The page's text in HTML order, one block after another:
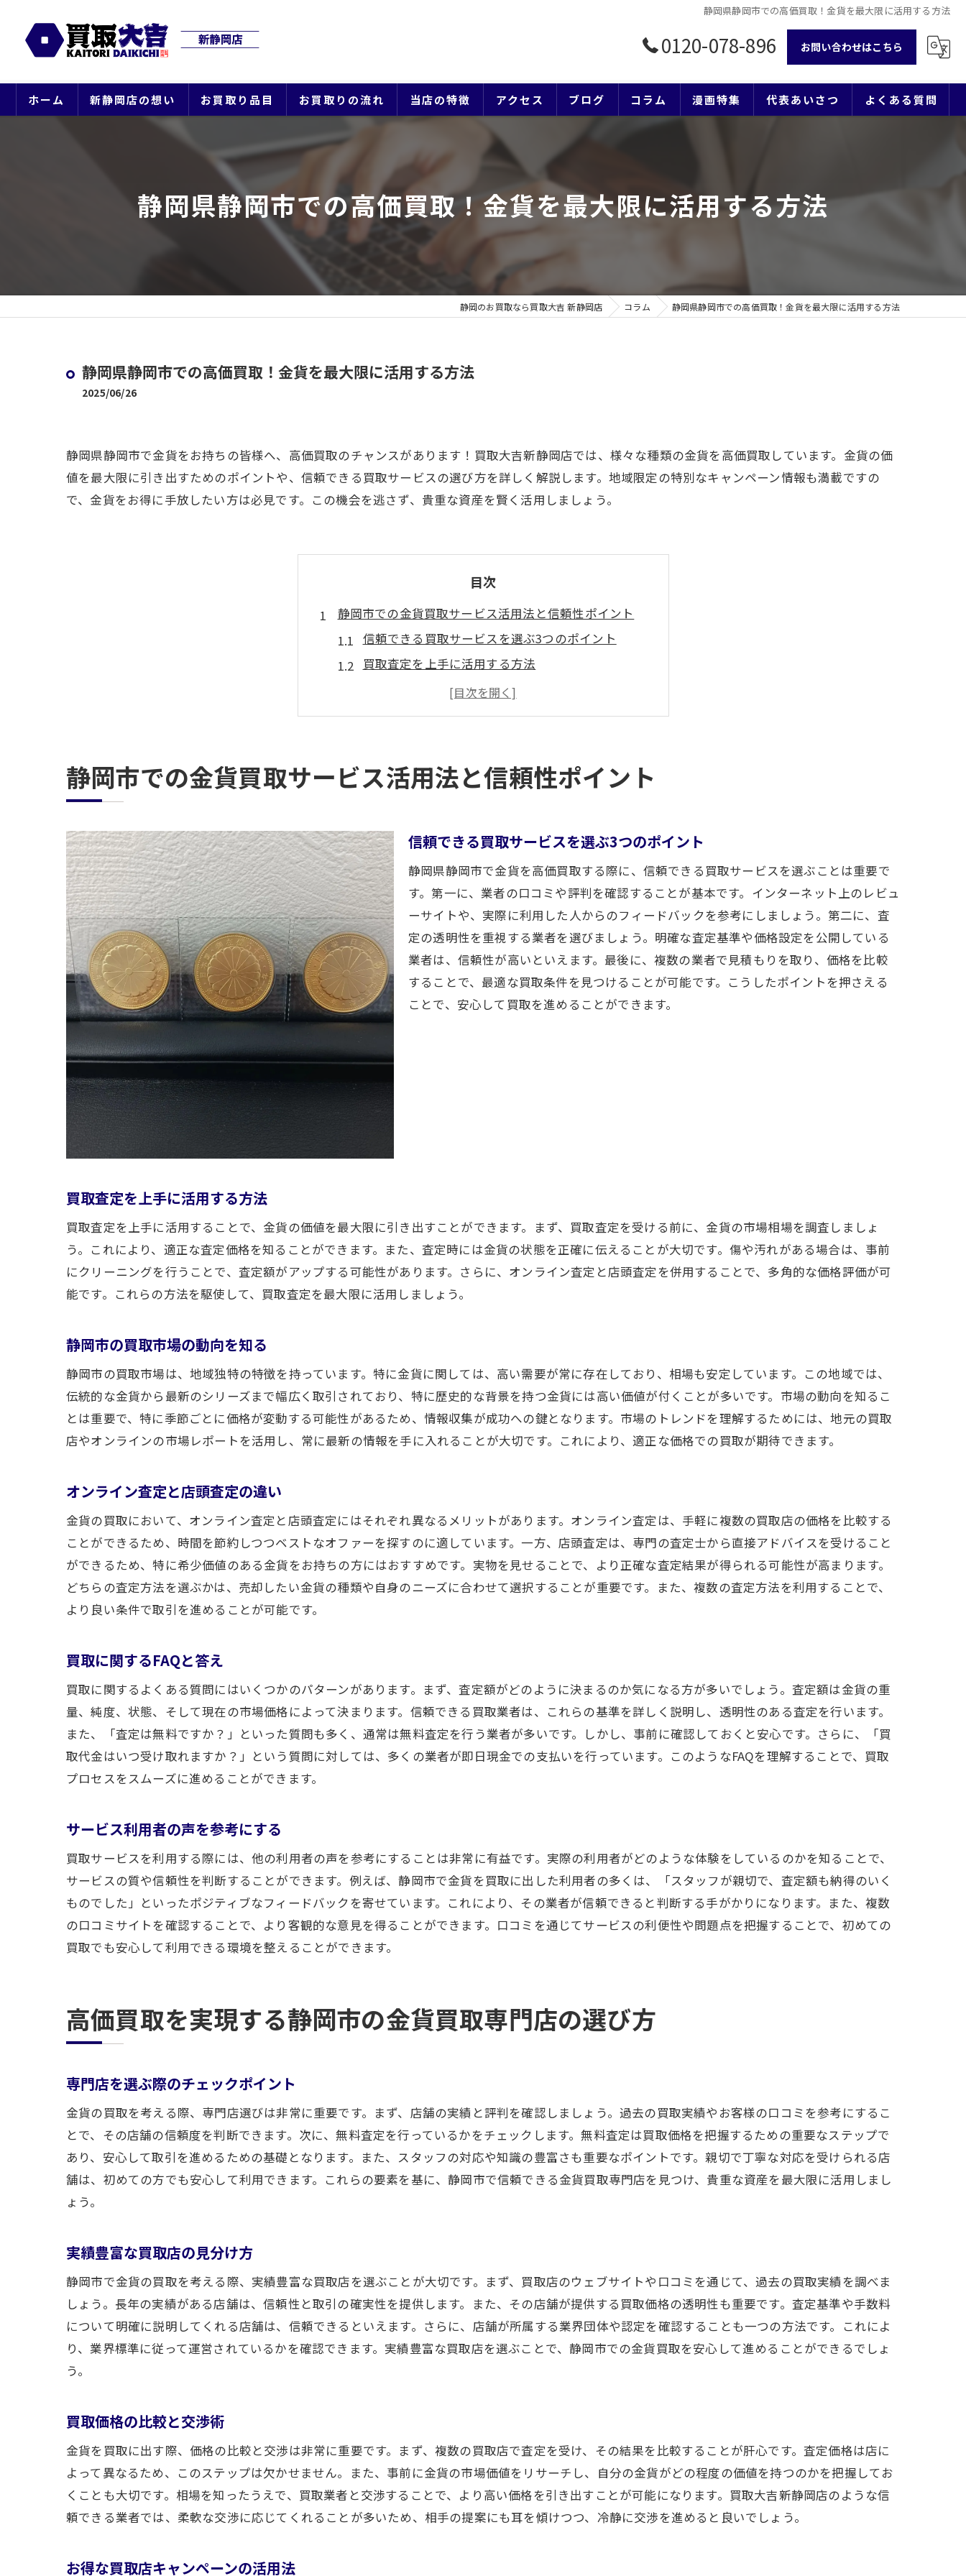
静岡県静岡市での高価買取！金貨を最大限に活用する方法
0120-078-896 お問い合わせはこちら
ホーム 新静岡店の想い お買取り品目 お買取りの流れ 当店の特徴
ブランド
ジュエリー
時計
アクセス ブログ コラム 漫画特集 代表あいさつ よくある質問
静岡県静岡市での高価買取！金貨を最大限に活用する方法
静岡のお買取なら買取大吉 新静岡店 コラム 静岡県静岡市での高価買取！金貨を最大限に活用する方法
静岡県静岡市での高価買取！金貨を最大限に活用する方法
2025/06/26
静岡県静岡市で金貨をお持ちの皆様へ、高価買取のチャンスがあります！買取大吉新静岡店では、様々な種類の金貨を高価買取しています。金貨の価
値を最大限に引き出すためのポイントや、信頼できる買取サービスの選び方を詳しく解説します。地域限定の特別なキャンペーン情報も満載ですの
で、金貨をお得に手放したい方は必見です。この機会を逃さず、貴重な資産を賢く活用しましょう。
目次
静岡市での金貨買取サービス活用法と信頼性ポイント
信頼できる買取サービスを選ぶ3つのポイント
買取査定を上手に活用する方法
静岡市の買取市場の動向を知る
オンライン査定と店頭査定の違い
サービス利用者の声を参考にする
高価買取を実現する静岡市の金貨買取専門店の選び方
実績豊富な買取店の見分け方
買取価格の比較と交渉術
お得な買取店キャンペーンの活用法
口コミ情報を活かした店選び
初心者でも安心のサポート体制
静岡市の金貨買取で最大の利益を得るためのポイント
市場価値を知る方法とタイミング
金貨の保存状態が買取価格に与える影響
買取額を引き上げるための交渉術
キャンペーン利用時の注意点と対策
常連客限定の特典を活用する方法
SNSを利用した最新キャンペーン情報のチェック
キャンペーン終了間近の駆け込み買取術
静岡市限定の買取イベント情報
高価買取を実現するためのヒント
今、売るべき金貨とその理由
買取額を最大化するための準備
安心して利用できる店舗の特徴
実際の取引事例を参考にする
複数店舗での査定を活用する利点
オンラインレビューの見極め方
タイミングを見極めた賢い売却術
需要と供給を考慮した価格交渉法
買取店との関係を深める方法
最新情報を常にチェックする方法
買取店のSNS発信を活用するコツ
メールマガジンでお得情報を逃さない
友人紹介制度を利用した特典獲得
静岡市での金貨買取サービス活用法と信頼性ポイント
信頼できる買取サービスを選ぶ3つのポイント
静岡県静岡市で金貨を高価買取する際に、信頼できる買取サービスを選ぶことは重要で
す。第一に、業者の口コミや評判を確認することが基本です。インターネット上のレビュ
ーサイトや、実際に利用した人からのフィードバックを参考にしましょう。第二に、査
定の透明性を重視する業者を選びましょう。明確な査定基準や価格設定を公開している
業者は、信頼性が高いといえます。最後に、複数の業者で見積もりを取り、価格を比較
することで、最適な買取条件を見つけることが可能です。こうしたポイントを押さえる
ことで、安心して買取を進めることができます。
買取査定を上手に活用する方法
買取査定を上手に活用することで、金貨の価値を最大限に引き出すことができます。まず、買取査定を受ける前に、金貨の市場相場を調査しましょ
う。これにより、適正な査定価格を知ることができます。また、査定時には金貨の状態を正確に伝えることが大切です。傷や汚れがある場合は、事前
にクリーニングを行うことで、査定額がアップする可能性があります。さらに、オンライン査定と店頭査定を併用することで、多角的な価格評価が可
能です。これらの方法を駆使して、買取査定を最大限に活用しましょう。
静岡市の買取市場の動向を知る
静岡市の買取市場は、地域独特の特徴を持っています。特に金貨に関しては、高い需要が常に存在しており、相場も安定しています。この地域では、
伝統的な金貨から最新のシリーズまで幅広く取引されており、特に歴史的な背景を持つ金貨には高い価値が付くことが多いです。市場の動向を知るこ
とは重要で、特に季節ごとに価格が変動する可能性があるため、情報収集が成功への鍵となります。市場のトレンドを理解するためには、地元の買取
店やオンラインの市場レポートを活用し、常に最新の情報を手に入れることが大切です。これにより、適正な価格での買取が期待できます。
オンライン査定と店頭査定の違い
金貨の買取において、オンライン査定と店頭査定にはそれぞれ異なるメリットがあります。オンライン査定は、手軽に複数の買取店の価格を比較する
ことができるため、時間を節約しつつベストなオファーを探すのに適しています。一方、店頭査定は、専門の査定士から直接アドバイスを受けること
ができるため、特に希少価値のある金貨をお持ちの方にはおすすめです。実物を見せることで、より正確な査定結果が得られる可能性が高まります。
どちらの査定方法を選ぶかは、売却したい金貨の種類や自身のニーズに合わせて選択することが重要です。また、複数の査定方法を利用することで、
より良い条件で取引を進めることが可能です。
買取に関するFAQと答え
買取に関するよくある質問にはいくつかのパターンがあります。まず、査定額がどのように決まるのか気になる方が多いでしょう。査定額は金貨の重
量、純度、状態、そして現在の市場価格によって決まります。信頼できる買取業者は、これらの基準を詳しく説明し、透明性のある査定を行います。
また、「査定は無料ですか？」といった質問も多く、通常は無料査定を行う業者が多いです。しかし、事前に確認しておくと安心です。さらに、「買
取代金はいつ受け取れますか？」という質問に対しては、多くの業者が即日現金での支払いを行っています。このようなFAQを理解することで、買取
プロセスをスムーズに進めることができます。
サービス利用者の声を参考にする
買取サービスを利用する際には、他の利用者の声を参考にすることは非常に有益です。実際の利用者がどのような体験をしているのかを知ることで、
サービスの質や信頼性を判断することができます。例えば、静岡市で金貨を買取に出した利用者の多くは、「スタッフが親切で、査定額も納得のいく
ものでした」といったポジティブなフィードバックを寄せています。これにより、その業者が信頼できると判断する手がかりになります。また、複数
の口コミサイトを確認することで、より客観的な意見を得ることができます。口コミを通じてサービスの利便性や問題点を把握することで、初めての
買取でも安心して利用できる環境を整えることができます。
高価買取を実現する静岡市の金貨買取専門店の選び方
専門店を選ぶ際のチェックポイント
金貨の買取を考える際、専門店選びは非常に重要です。まず、店舗の実績と評判を確認しましょう。過去の買取実績やお客様の口コミを参考にするこ
とで、その店舗の信頼度を判断できます。次に、無料査定を行っているかをチェックします。無料査定は買取価格を把握するための重要なステップで
あり、安心して取引を進めるための基礎となります。また、スタッフの対応や知識の豊富さも重要なポイントです。親切で丁寧な対応を受けられる店
舗は、初めての方でも安心して利用できます。これらの要素を基に、静岡市で信頼できる金貨買取専門店を見つけ、貴重な資産を最大限に活用しまし
ょう。
実績豊富な買取店の見分け方
静岡市で金貨の買取を考える際、実績豊富な買取店を選ぶことが大切です。まず、買取店のウェブサイトや口コミを通じて、過去の買取実績を調べま
しょう。長年の実績がある店舗は、信頼性と取引の確実性を提供します。また、その店舗が提供する買取価格の透明性も重要です。査定基準や手数料
について明確に説明してくれる店舗は、信頼できるといえます。さらに、店舗が所属する業界団体や認定を確認することも一つの方法です。これによ
り、業界標準に従って運営されているかを確認できます。実績豊富な買取店を選ぶことで、静岡市での金貨買取を安心して進めることができるでしょ
う。
買取価格の比較と交渉術
金貨を買取に出す際、価格の比較と交渉は非常に重要です。まず、複数の買取店で査定を受け、その結果を比較することが肝心です。査定価格は店に
よって異なるため、このステップは欠かせません。また、事前に金貨の市場価値をリサーチし、自分の金貨がどの程度の価値を持つのかを把握してお
くことも大切です。相場を知ったうえで、買取業者と交渉することで、より高い価格を引き出すことが可能になります。買取大吉新静岡店のような信
頼できる業者では、柔軟な交渉に応じてくれることが多いため、相手の提案にも耳を傾けつつ、冷静に交渉を進めると良いでしょう。
お得な買取店キャンペーンの活用法